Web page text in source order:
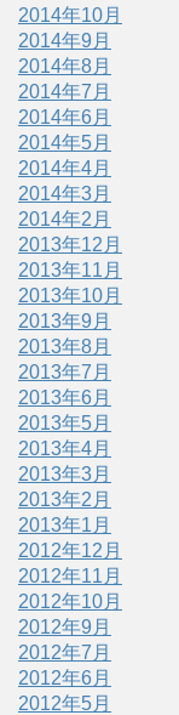
2014年10月
2014年9月
2014年8月
2014年7月
2014年6月
2014年5月
2014年4月
2014年3月
2014年2月
2013年12月
2013年11月
2013年10月
2013年9月
2013年8月
2013年7月
2013年6月
2013年5月
2013年4月
2013年3月
2013年2月
2013年1月
2012年12月
2012年11月
2012年10月
2012年9月
2012年7月
2012年6月
2012年5月